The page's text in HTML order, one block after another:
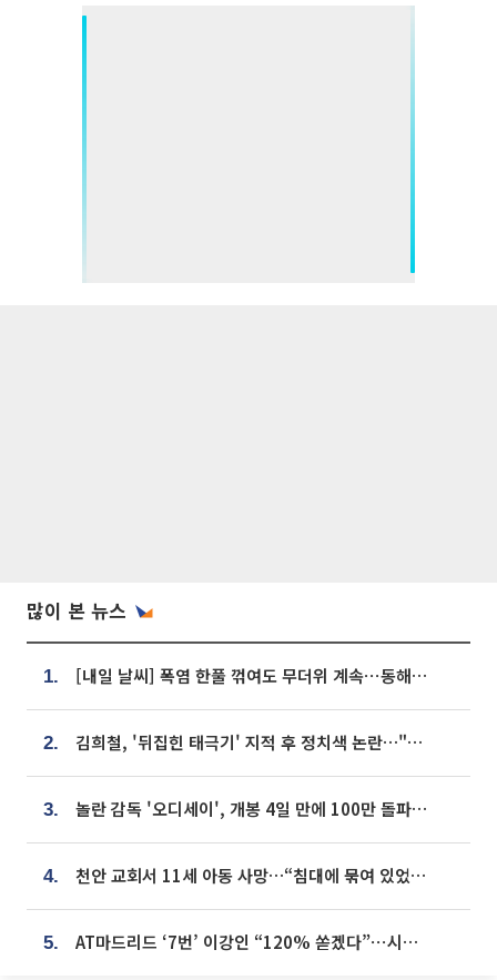
많이 본 뉴스
1. [내일 날씨] 폭염 한풀 꺾여도 무더위 계속⋯동해안 이틀 연속 비
2. 김희철, '뒤집힌 태극기' 지적 후 정치색 논란…"좌우 떠나 우리나라 국기"
3. 놀란 감독 '오디세이', 개봉 4일 만에 100만 돌파⋯'왕사남' 보다 빠르다
4. 천안 교회서 11세 아동 사망…“침대에 묶여 있었다” 진술 확보
5. AT마드리드 ‘7번’ 이강인 “120% 쏟겠다”⋯시메오네 감독 “필요한 선수”